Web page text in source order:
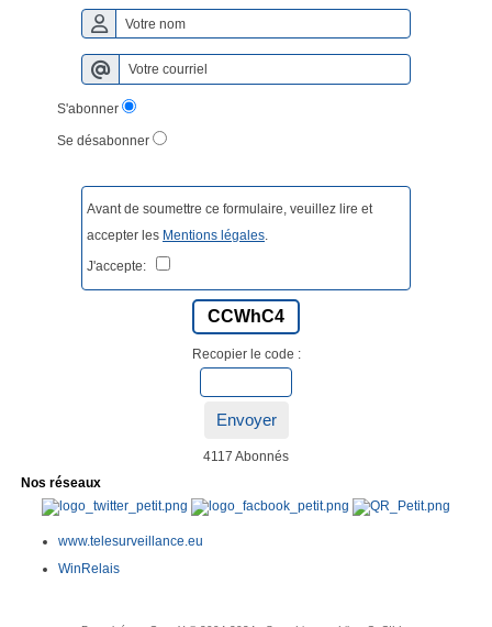
S'abonner
Se désabonner
Avant de soumettre ce formulaire, veuillez lire et
accepter les Mentions légales.
J'accepte:
CCWhC4
Recopier le code :
Envoyer
4117 Abonnés
Nos réseaux
www.telesurveillance.eu
WinRelais